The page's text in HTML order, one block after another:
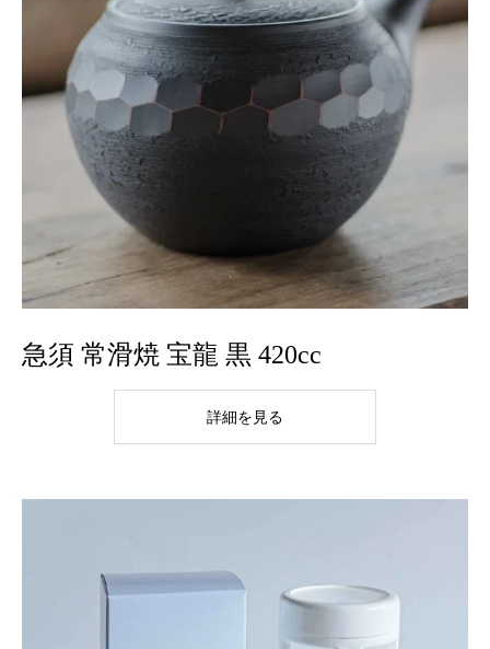
急須 常滑焼 宝龍 黒 420cc
詳細を見る